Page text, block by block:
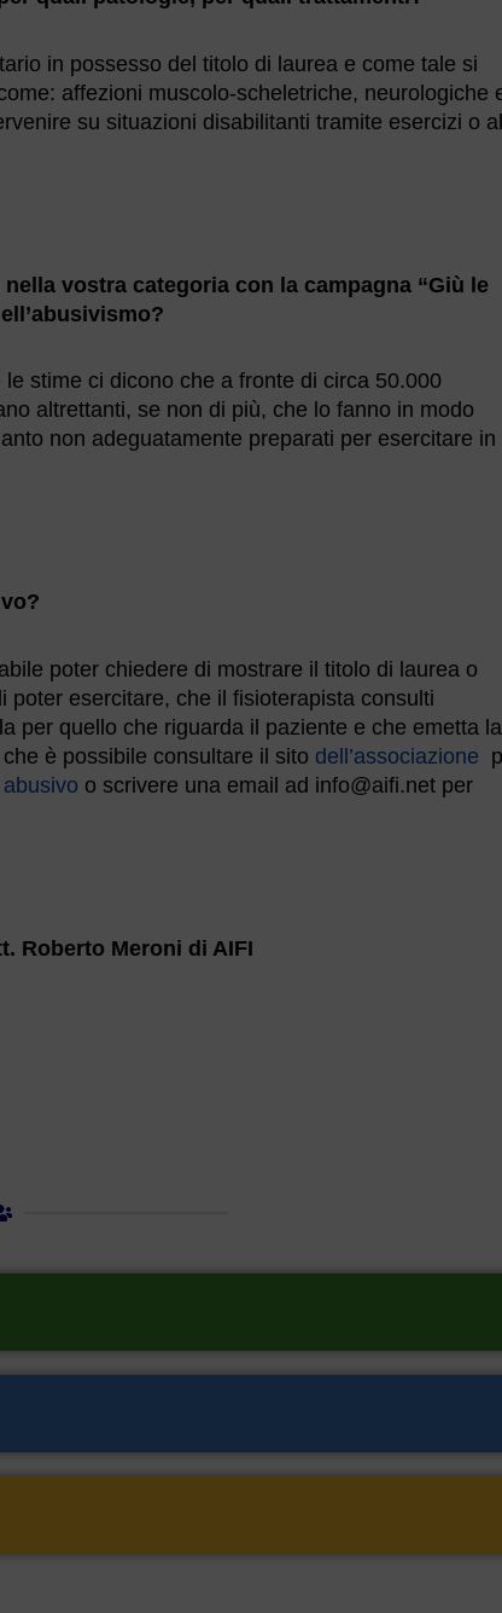
in possesso del titolo di laurea e come tale si
affezioni muscolo-scheletriche, neurologiche
su situazioni disabilitanti tramite esercizi o
vostra categoria con la campagna “Giù le
stime ci dicono che a fronte di circa 50.000
altrettanti, se non di più, che lo fanno in modo
non adeguatamente preparati per esercitare in
poter chiedere di mostrare il titolo di laurea o
esercitare, che il fisioterapista consulti
per quello che riguarda il paziente e che emetta la
è possibile consultare il sito dell’associazione
o scrivere una email ad info@aifi.net per
Roberto Meroni di AIFI